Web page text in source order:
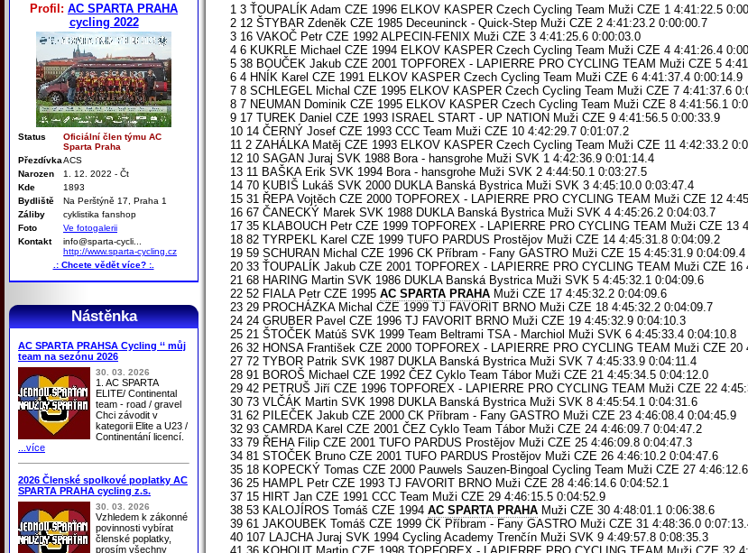
Profil: AC SPARTA PRAHA
cycling 2022
Status
Oficiální člen týmu AC
Sparta Praha
PřezdívkaACS
Narozen
1. 12. 2022 - Čt
Kde
1893
Bydliště
Na Perštýně 17, Praha 1
Záliby
cyklistika fanshop
Foto
Ve fotogalerii
Kontakt
info@sparta-cycli...
http://www.sparta-cycling.cz
.: Chcete vědět více? :.
Nástěnka
AC SPARTA PRAHSA Cycling ‘‘ můj
team na sezónu 2026
30. 03. 2026
1. AC SPARTA
ELITE/ Continental
team - road / gravel
Chci závodit v
kategorii Elite a U23 /
Continentání licencí.
...více
2026 Členské spolkové poplatky AC
SPARTA PRAHA cycling z.s.
30. 03. 2026
Vzhledem k zákonné
povinnosti vybírat
členské poplatky,
prosím všechny
1 3 ŤOUPALÍK Adam CZE 1996 ELKOV KASPER Czech Cycling Team Muži CZE 1 4:41:22.5
2 12 ŠTYBAR Zdeněk CZE 1985 Deceuninck - Quick-Step Muži CZE 2 4:41:23.2 0:00:00.7
3 16 VAKOČ Petr CZE 1992 ALPECIN-FENIX Muži CZE 3 4:41:25.6 0:00:03.0
4 6 KUKRLE Michael CZE 1994 ELKOV KASPER Czech Cycling Team Muži CZE 4 4:41:26.4
5 38 BOUČEK Jakub CZE 2001 TOPFOREX - LAPIERRE PRO CYCLING TEAM Muži CZE 5
6 4 HNÍK Karel CZE 1991 ELKOV KASPER Czech Cycling Team Muži CZE 6 4:41:37.4 0:00:14.9
7 8 SCHLEGEL Michal CZE 1995 ELKOV KASPER Czech Cycling Team Muži CZE 7 4:41:37.6
8 7 NEUMAN Dominik CZE 1995 ELKOV KASPER Czech Cycling Team Muži CZE 8 4:41:56.1
9 17 TUREK Daniel CZE 1993 ISRAEL START - UP NATION Muži CZE 9 4:41:56.5 0:00:33.9
10 14 ČERNÝ Josef CZE 1993 CCC Team Muži CZE 10 4:42:29.7 0:01:07.2
11 2 ZAHÁLKA Matěj CZE 1993 ELKOV KASPER Czech Cycling Team Muži CZE 11 4:42:33.2
12 10 SAGAN Juraj SVK 1988 Bora - hansgrohe Muži SVK 1 4:42:36.9 0:01:14.4
13 11 BAŠKA Erik SVK 1994 Bora - hansgrohe Muži SVK 2 4:44:50.1 0:03:27.5
14 70 KUBIŠ Lukáš SVK 2000 DUKLA Banská Bystrica Muži SVK 3 4:45:10.0 0:03:47.4
15 31 ŘEPA Vojtěch CZE 2000 TOPFOREX - LAPIERRE PRO CYCLING TEAM Muži CZE 12
16 67 ČANECKÝ Marek SVK 1988 DUKLA Banská Bystrica Muži SVK 4 4:45:26.2 0:04:03.7
17 35 KLABOUCH Petr CZE 1999 TOPFOREX - LAPIERRE PRO CYCLING TEAM Muži CZE 13
18 82 TYRPEKL Karel CZE 1999 TUFO PARDUS Prostějov Muži CZE 14 4:45:31.8 0:04:09.2
19 59 SCHURAN Michal CZE 1996 CK Příbram - Fany GASTRO Muži CZE 15 4:45:31.9 0:04:09.4
20 33 ŤOUPALÍK Jakub CZE 2001 TOPFOREX - LAPIERRE PRO CYCLING TEAM Muži CZE 16
21 68 HARING Martin SVK 1986 DUKLA Banská Bystrica Muži SVK 5 4:45:32.1 0:04:09.6
22 52 FIALA Petr CZE 1995 AC SPARTA PRAHA Muži CZE 17 4:45:32.2 0:04:09.6
23 29 PROCHÁZKA Michal CZE 1999 TJ FAVORIT BRNO Muži CZE 18 4:45:32.2 0:04:09.7
24 24 GRUBER Pavel CZE 1996 TJ FAVORIT BRNO Muži CZE 19 4:45:32.9 0:04:10.3
25 21 ŠTOČEK Matúš SVK 1999 Team Beltrami TSA - Marchiol Muži SVK 6 4:45:33.4 0:04:10.8
26 32 HONSA František CZE 2000 TOPFOREX - LAPIERRE PRO CYCLING TEAM Muži CZE 20
27 72 TYBOR Patrik SVK 1987 DUKLA Banská Bystrica Muži SVK 7 4:45:33.9 0:04:11.4
28 91 BOROŠ Michael CZE 1992 ČEZ Cyklo Team Tábor Muži CZE 21 4:45:34.5 0:04:12.0
29 42 PETRUŠ Jiří CZE 1996 TOPFOREX - LAPIERRE PRO CYCLING TEAM Muži CZE 22
30 73 VLČÁK Martin SVK 1998 DUKLA Banská Bystrica Muži SVK 8 4:45:54.1 0:04:31.6
31 62 PILEČEK Jakub CZE 2000 CK Příbram - Fany GASTRO Muži CZE 23 4:46:08.4 0:04:45.9
32 93 CAMRDA Karel CZE 2001 ČEZ Cyklo Team Tábor Muži CZE 24 4:46:09.7 0:04:47.2
33 79 ŘEHA Filip CZE 2001 TUFO PARDUS Prostějov Muži CZE 25 4:46:09.8 0:04:47.3
34 81 STOČEK Bruno CZE 2001 TUFO PARDUS Prostějov Muži CZE 26 4:46:10.2 0:04:47.6
35 18 KOPECKÝ Tomas CZE 2000 Pauwels Sauzen-Bingoal Cycling Team Muži CZE 27
36 25 HAMPL Petr CZE 1993 TJ FAVORIT BRNO Muži CZE 28 4:46:14.6 0:04:52.1
37 15 HIRT Jan CZE 1991 CCC Team Muži CZE 29 4:46:15.5 0:04:52.9
38 53 KALOJÍROS Tomáš CZE 1994 AC SPARTA PRAHA Muži CZE 30 4:48:01.1 0:06:38.6
39 61 JAKOUBEK Tomáš CZE 1999 CK Příbram - Fany GASTRO Muži CZE 31 4:48:36.0
40 107 LAJCHA Juraj SVK 1994 Cycling Academy Trenčín Muži SVK 9 4:49:57.8 0:08:35.3